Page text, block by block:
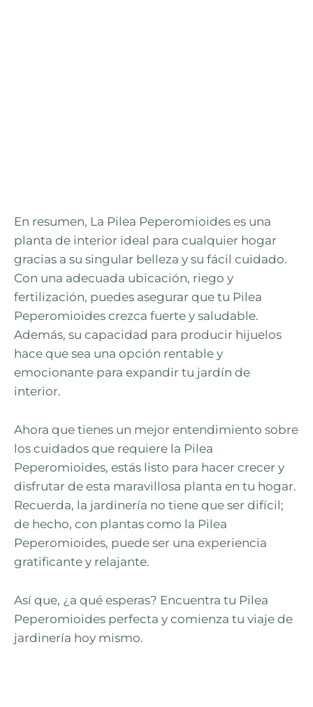
En resumen, La Pilea Peperomioides es una
planta de interior ideal para cualquier hogar
gracias a su singular belleza y su fácil cuidado.
Con una adecuada ubicación, riego y
fertilización, puedes asegurar que tu Pilea
Peperomioides crezca fuerte y saludable.
Además, su capacidad para producir hijuelos
hace que sea una opción rentable y
emocionante para expandir tu jardín de
interior.
Ahora que tienes un mejor entendimiento sobre
los cuidados que requiere la Pilea
Peperomioides, estás listo para hacer crecer y
disfrutar de esta maravillosa planta en tu hogar.
Recuerda, la jardinería no tiene que ser difícil;
de hecho, con plantas como la Pilea
Peperomioides, puede ser una experiencia
gratificante y relajante.
Así que, ¿a qué esperas? Encuentra tu Pilea
Peperomioides perfecta y comienza tu viaje de
jardinería hoy mismo.